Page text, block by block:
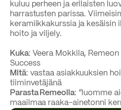
kuluu perheen ja erilaisten
harrastusten parissa.
keramiikkakurssia ja kesäisin
hoito ja viljely.
Kuka: Veera Mokkila,
Success
Mitä: vastaa asiakkuuksien
tiiminvetäjänä
Parasta Remeolla: ”luomme
maailmaa raaka-ainetonni